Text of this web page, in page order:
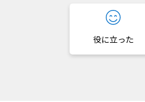
役に立った